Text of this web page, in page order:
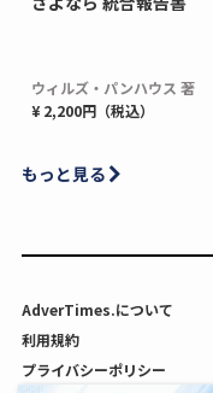
ウィルズ・パンハウス 著
¥ 2,200円（税込）
もっと見る
AdverTimes.について
利用規約
プライバシーポリシー